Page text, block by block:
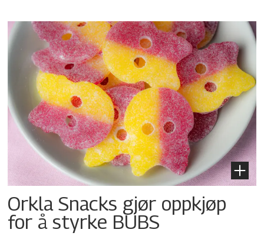
Orkla Snacks gjør oppkjøp
for å styrke BUBS